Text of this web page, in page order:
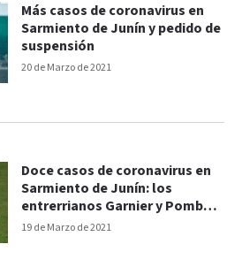
20 de Marzo de 2021
Más casos de coronavirus en
Sarmiento de Junín y pedido de
suspensión
19 de Marzo de 2021
Doce casos de coronavirus en
Sarmiento de Junín: los
entrerrianos Garnier y Pombo
entre ellos